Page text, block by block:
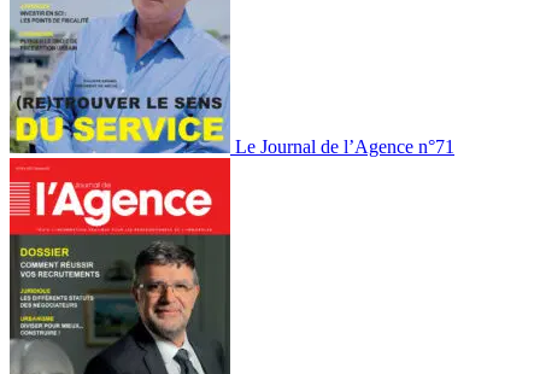
Le Journal de l’Agence n°71